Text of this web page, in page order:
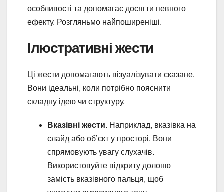
особливості та допомагає досягти певного
ефекту. Розгляньмо найпоширеніші.
Ілюстративні жести
Ці жести допомагають візуалізувати сказане.
Вони ідеальні, коли потрібно пояснити
складну ідею чи структуру.
Вказівні жести. Наприклад, вказівка на
слайд або об’єкт у просторі. Вони
спрямовують увагу слухачів.
Використовуйте відкриту долоню
замість вказівного пальця, щоб